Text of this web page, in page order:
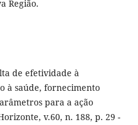
Região.
de efetividade à
à saúde, fornecimento
para a ação
v.60, n. 188, p. 29 -